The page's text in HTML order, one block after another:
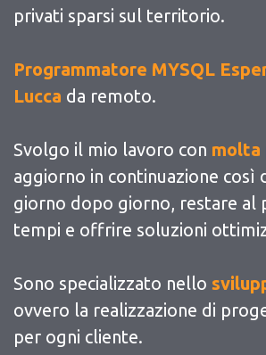
privati sparsi sul territorio.
Programmatore MYSQL
Lucca da remoto.
Svolgo il mio lavoro con molta
aggiorno in continuazione così
giorno dopo giorno, restare al
tempi e offrire soluzioni
Sono specializzato nello
ovvero la realizzazione di
per ogni cliente.